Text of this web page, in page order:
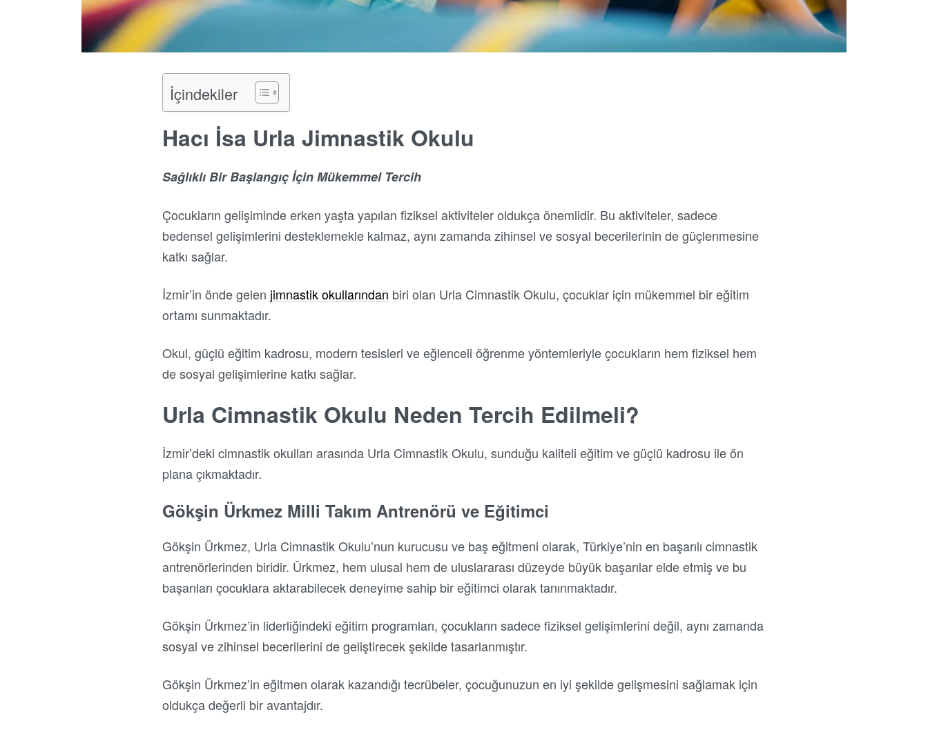
İçindekiler
Hacı İsa Urla Jimnastik Okulu
Sağlıklı Bir Başlangıç İçin Mükemmel Tercih
Çocukların gelişiminde erken yaşta yapılan fiziksel aktiviteler oldukça önemlidir. Bu aktiviteler, sadece
bedensel gelişimlerini desteklemekle kalmaz, aynı zamanda zihinsel ve sosyal becerilerinin de güçlenmesine
katkı sağlar.
İzmir’in önde gelen jimnastik okullarından biri olan Urla Cimnastik Okulu, çocuklar için mükemmel bir eğitim
ortamı sunmaktadır.
Okul, güçlü eğitim kadrosu, modern tesisleri ve eğlenceli öğrenme yöntemleriyle çocukların hem fiziksel hem
de sosyal gelişimlerine katkı sağlar.
Urla Cimnastik Okulu Neden Tercih Edilmeli?
İzmir’deki cimnastik okulları arasında Urla Cimnastik Okulu, sunduğu kaliteli eğitim ve güçlü kadrosu ile ön
plana çıkmaktadır.
Gökşin Ürkmez Milli Takım Antrenörü ve Eğitimci
Gökşin Ürkmez, Urla Cimnastik Okulu’nun kurucusu ve baş eğitmeni olarak, Türkiye’nin en başarılı cimnastik
antrenörlerinden biridir. Ürkmez, hem ulusal hem de uluslararası düzeyde büyük başarılar elde etmiş ve bu
başarıları çocuklara aktarabilecek deneyime sahip bir eğitimci olarak tanınmaktadır.
Gökşin Ürkmez’in liderliğindeki eğitim programları, çocukların sadece fiziksel gelişimlerini değil, aynı zamanda
sosyal ve zihinsel becerilerini de geliştirecek şekilde tasarlanmıştır.
Gökşin Ürkmez’in eğitmen olarak kazandığı tecrübeler, çocuğunuzun en iyi şekilde gelişmesini sağlamak için
oldukça değerli bir avantajdır.